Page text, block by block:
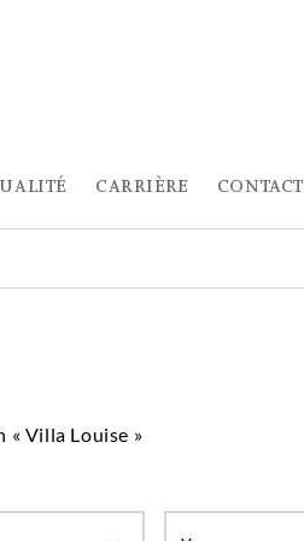
CARRIÈRE CONTACT
« Villa Louise »